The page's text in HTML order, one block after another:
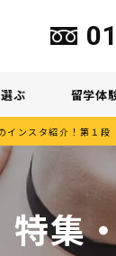
ぶ 留学体
インスタ紹介！第１段
特集